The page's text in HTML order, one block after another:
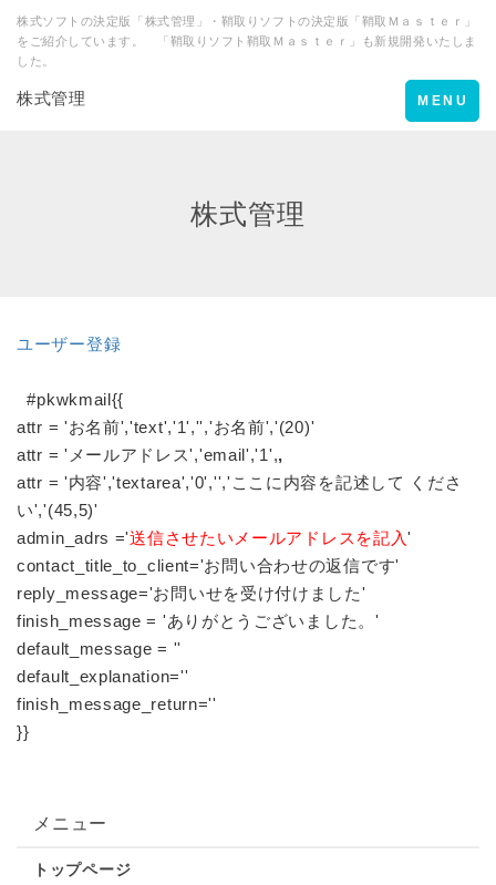
株式ソフトの決定版「株式管理」・鞘取りソフトの決定版「鞘取Ｍａｓｔｅｒ」
をご紹介しています。 「鞘取りソフト鞘取Ｍａｓｔｅｒ」も新規開発いたしま
した。
株式管理
Toggle
navigation
MENU
株式管理
ユーザー登録
//#pkwkmail{{
attr = 'お名前','text','1','','お名前','(20)'
attr = 'メールアドレス','email','1',,
attr = '内容','textarea','0','','ここに内容を記述して くださ
い','(45,5)'
admin_adrs ='送信させたいメールアドレスを記入'
contact_title_to_client='お問い合わせの返信です'
reply_message='お問いせを受け付けました'
finish_message = 'ありがとうございました。'
default_message = ''
default_explanation=''
finish_message_return=''
}}
メニュー
トップページ